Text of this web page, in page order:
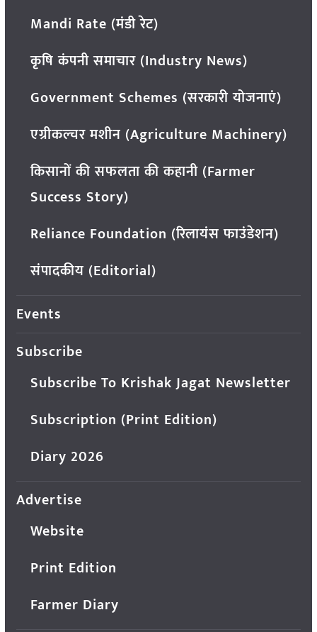
Mandi Rate (मंडी रेट)
कृषि कंपनी समाचार (Industry News)
Government Schemes (सरकारी योजनाएं)
एग्रीकल्चर मशीन (Agriculture Machinery)
किसानों की सफलता की कहानी (Farmer
Success Story)
Reliance Foundation (रिलायंस फाउंडेशन)
संपादकीय (Editorial)
Events
Subscribe
Subscribe To Krishak Jagat Newsletter
Subscription (Print Edition)
Diary 2026
Advertise
Website
Print Edition
Farmer Diary